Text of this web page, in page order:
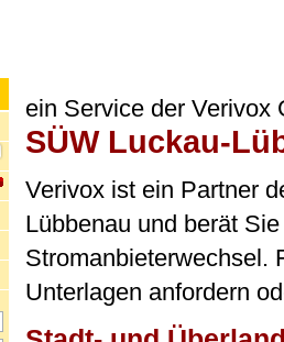
ein Service der Verivox
SÜW Luckau-
Verivox ist ein Partner
Lübbenau und berät
Stromanbieterwechsel.
Unterlagen anfordern